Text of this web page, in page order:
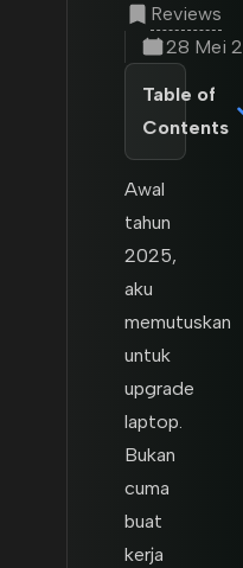
Reviews
28 Mei
Table of
Contents
Awal
tahun
2025,
aku
memutuskan
untuk
upgrade
laptop.
Bukan
cuma
buat
kerja